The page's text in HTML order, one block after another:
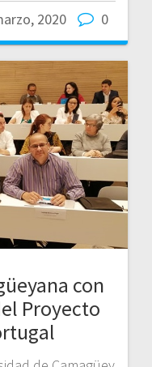
2020 0
con
Proyecto